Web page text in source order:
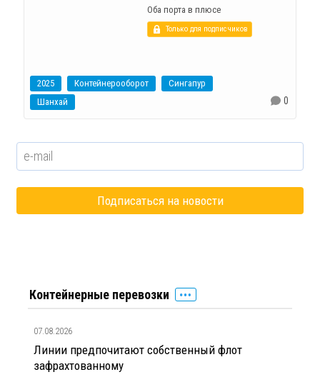
Оба порта в плюсе
Только для подписчиков
2025 Контейнерооборот
Сингапур
Шанхай
0
Контейнерные перевозки
07.08.2026
Линии предпочитают собственный флот
зафрахтованному